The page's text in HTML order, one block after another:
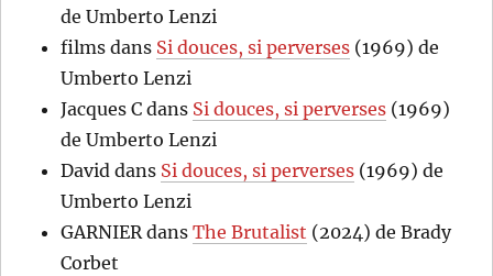
de Umberto Lenzi
films dans Si douces, si perverses (1969) de
Umberto Lenzi
Jacques C dans Si douces, si perverses (1969)
de Umberto Lenzi
David dans Si douces, si perverses (1969) de
Umberto Lenzi
GARNIERdansThe Brutalist (2024) de Brady
Corbet